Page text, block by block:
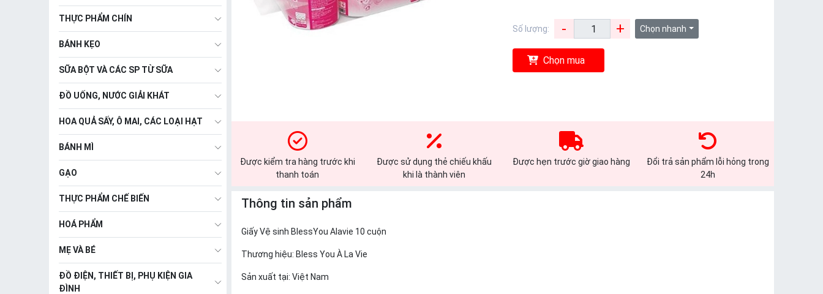
THỰC PHẨM CHÍN
BÁNH KẸO
SỮA BỘT VÀ CÁC SP TỪ SỮA
ĐỒ UỐNG, NƯỚC GIẢI KHÁT
HOA QUẢ SẤY, Ô MAI, CÁC LOẠI HẠT
BÁNH MÌ
GẠO
THỰC PHẨM CHẾ BIẾN
HOÁ PHẨM
MẸ VÀ BÉ
ĐỒ ĐIỆN, THIẾT BỊ, PHỤ KIỆN GIA
ĐÌNH
Số lượng: - + Chọn nhanh
Chọn mua
Được kiểm tra hàng trước khi
thanh toán
Được sử dụng thẻ chiếu khấu
khi là thành viên
Được hẹn trước giờ giao hàng
Đổi trả sản phẩm lỗi hỏng trong
24h
Thông tin sản phẩm
Giấy Vệ sinh BlessYou Alavie 10 cuộn
Thương hiệu: Bless You À La Vie
Sản xuất tại: Việt Nam